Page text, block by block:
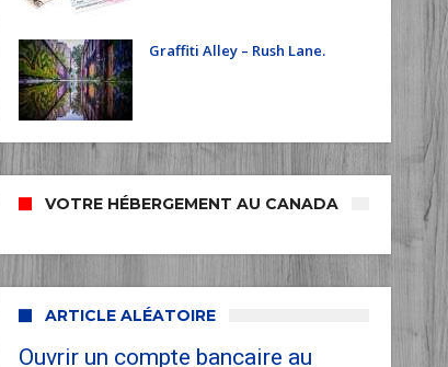
Graffiti Alley – Rush Lane.
VOTRE HÉBERGEMENT AU CANADA
ARTICLE ALÉATOIRE
Ouvrir un compte bancaire au